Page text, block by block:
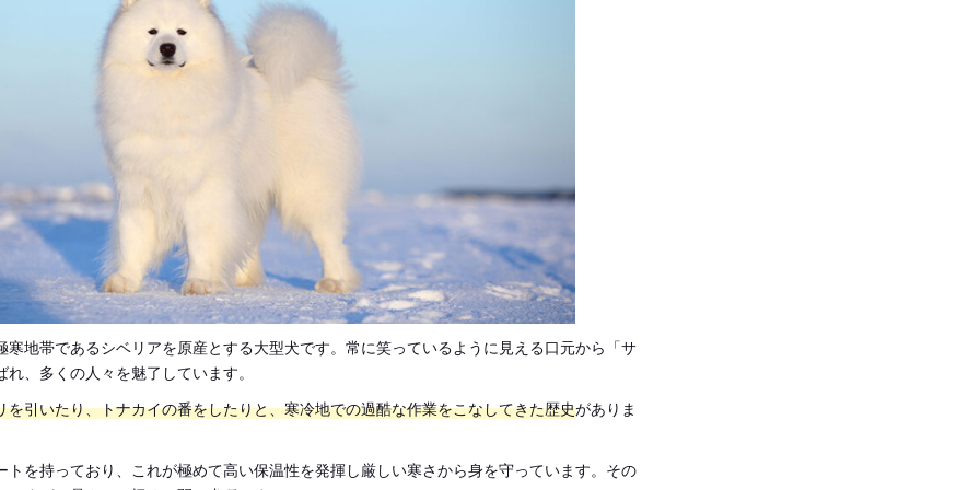
寒地帯であるシベリアを原産とする大型犬です。常に笑っているように見える口元から「サ
、多くの人々を魅了しています。
を引いたり、トナカイの番をしたりと、寒冷地での過酷な作業をこなしてきた歴史がありま
トを持っており、これが極めて高い保温性を発揮し厳しい寒さから身を守っています。その